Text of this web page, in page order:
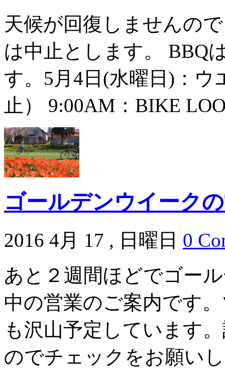
天候が回復しませんの
は中止とします。 BBQ
す。5月4日(水曜日)：
止） 9:00AM：BIKE
ゴールデンウイーク
2016 4月 17 , 日曜日 0
あと２週間ほどでゴー
中の営業のご案内です
も沢山予定しています
のでチェックをお願い